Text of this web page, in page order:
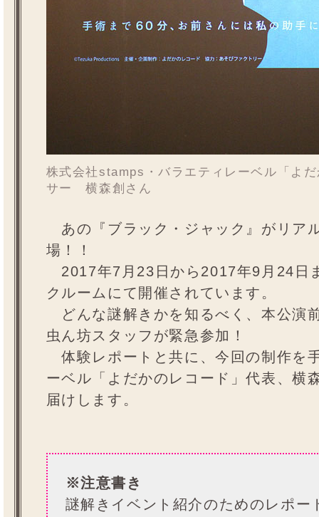
株式会社stamps・バラエティレーベル「よ
サー 横森創さん
あの『ブラック・ジャック』がリア
場！！
2017年7月23日から2017年9月24日
クルームにて開催されています。
どんな謎解きかを知るべく、本公演
虫ん坊スタッフが緊急参加！
体験レポートと共に、今回の制作を
ーベル「よだかのレコード」代表、横
届けします。
※注意書き
謎解きイベント紹介のためのレポー